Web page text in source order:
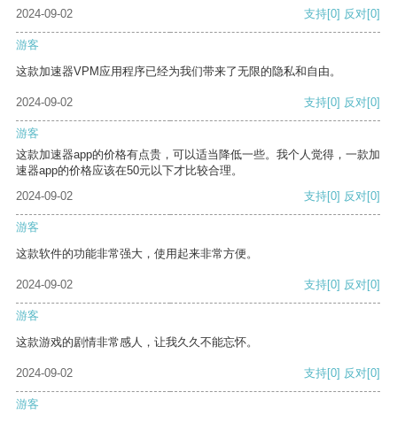
2024-09-02
支持[0] 反对[0]
游客
这款加速器VPM应用程序已经为我们带来了无限的隐私和自由。
2024-09-02 支持[0] 反对[0]
游客
这款加速器app的价格有点贵，可以适当降低一些。我个人觉得，一款加
速器app的价格应该在50元以下才比较合理。
2024-09-02
支持[0] 反对[0]
游客
这款软件的功能非常强大，使用起来非常方便。
2024-09-02 支持[0] 反对[0]
游客
这款游戏的剧情非常感人，让我久久不能忘怀。
2024-09-02 支持[0] 反对[0]
游客